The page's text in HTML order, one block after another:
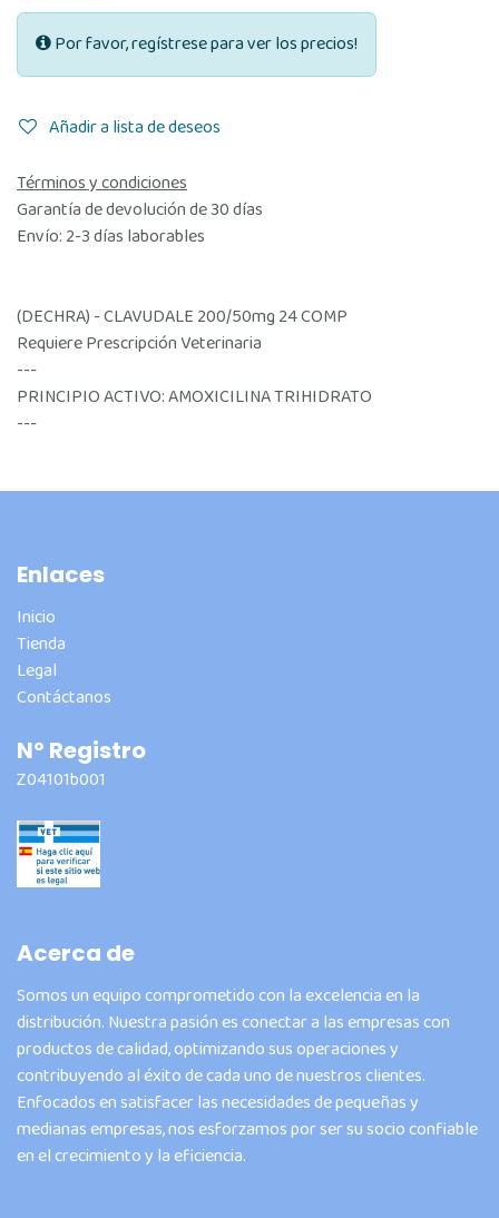
Por favor, regístrese para ver los precios!
Añadir a lista de deseos
Términos y condiciones
Garantía de devolución de 30 días
Envío: 2-3 días laborables
(DECHRA) - CLAVUDALE 200/50mg 24 COMP
Requiere Prescripción Veterinaria
---
PRINCIPIO ACTIVO: AMOXICILINA TRIHIDRATO
---
Enlaces
Inicio
Tienda
Legal
Contáctanos
Nº Registro
Z04101b001
Acerca de
Somos un equipo comprometido con la excelencia en la
distribución. Nuestra pasión es conectar a las empresas con
productos de calidad, optimizando sus operaciones y
contribuyendo al éxito de cada uno de nuestros clientes.
Enfocados en satisfacer las necesidades de pequeñas y
medianas empresas, nos esforzamos por ser su socio confiable
en el crecimiento y la eficiencia.